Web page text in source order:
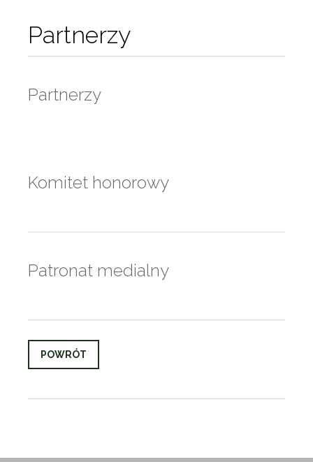
Partnerzy
Partnerzy
Komitet honorowy
Patronat medialny
POWRÓT